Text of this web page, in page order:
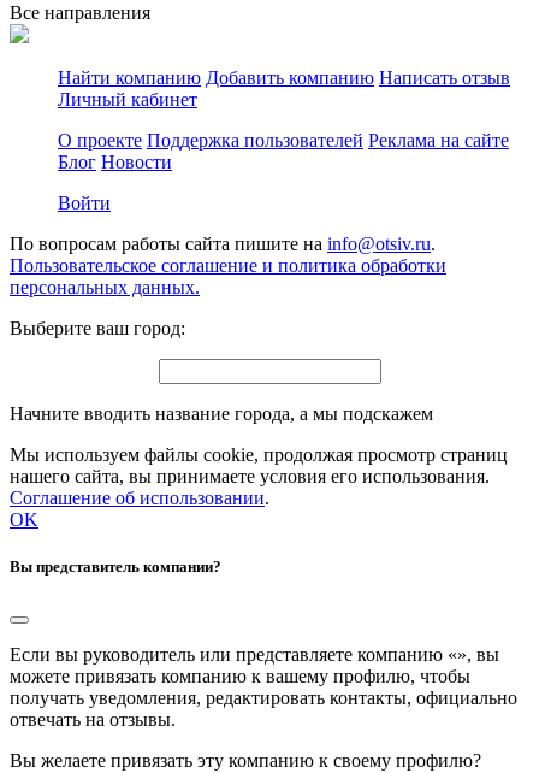
Все направления
Найти компанию Добавить компанию Написать отзыв
Личный кабинет
О проекте Поддержка пользователей Реклама на сайте
Блог Новости
Войти
По вопросам работы сайта пишите на info@otsiv.ru.
Пользовательское соглашение и политика обработки
персональных данных.
Выберите ваш город:
Начните вводить название города, а мы подскажем
Мы используем файлы cookie, продолжая просмотр страниц
нашего сайта, вы принимаете условия его использования.
Соглашение об использовании.
OK
Вы представитель компании?
Если вы руководитель или представляете компанию «», вы
можете привязать компанию к вашему профилю, чтобы
получать уведомления, редактировать контакты, официально
отвечать на отзывы.
Вы желаете привязать эту компанию к своему профилю?